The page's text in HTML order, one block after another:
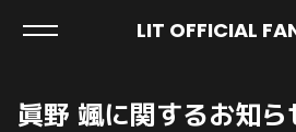
LIT OFFICIAL
眞野 颯に関するお知ら